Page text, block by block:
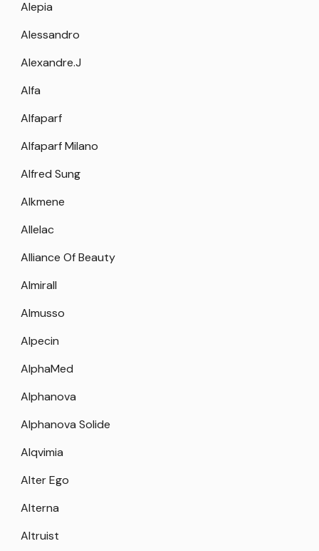
Alepia
Alessandro
Alexandre.J
Alfa
Alfaparf
Alfaparf Milano
Alfred Sung
Alkmene
Allelac
Alliance Of Beauty
Almirall
Almusso
Alpecin
AlphaMed
Alphanova
Alphanova Solide
Alqvimia
Alter Ego
Alterna
Altruist